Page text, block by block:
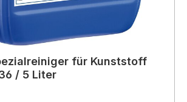
für Kunststoff
/ 5 Liter